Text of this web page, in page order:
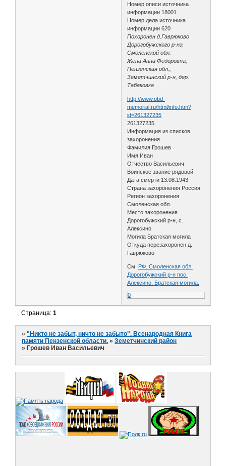
Номер описи источника
информации 18001
Номер дела источника
информации 620
Похоронен д.Гаврюково
Дорогобужского р-на
Смоленской обл.
Жена Анна Федоровна,
Пензенская обл.,
Земетчинский р-н, дер.
Табаковка
http://www.obd-
memorial.ru/html/info.htm?
id=261327235
261327235
Информация из списков
захоронения
Фамилия Грошев
Имя Иван
Отчество Васильевич
Воинское звание рядовой
Дата смерти 13.08.1943
Страна захоронения Россия
Регион захоронения
Смоленская обл.
Место захоронения
Дорогобужский р-н, с.
Алексино
Могила Братская могила
Откуда перезахоронен д.
Гаврюково
См. РФ. Смоленская обл.
Дорогобужский р-н пос.
Алексино. Братская могила.
0
Страница:1
»"Никто не забыт, ничто не забыто". Всенародная Книга
памяти Пензенской области. »Земетчинский район
» Грошев Иван Васильевич